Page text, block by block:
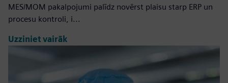
MES/MOM pakalpojumi palīdz novērst plaisu starp ERP un
procesu kontroli, i...
Uzziniet vairāk